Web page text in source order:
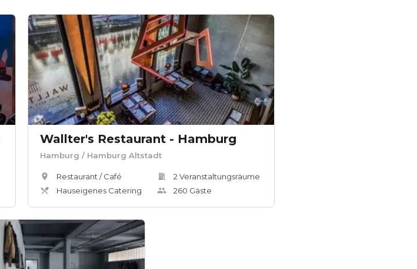
Wallter's Restaurant - Hamburg
Hamburg / Hamburg Altstadt
Restaurant / Café
Hauseigenes Catering
2 Veranstaltungsräume
260 Gäste